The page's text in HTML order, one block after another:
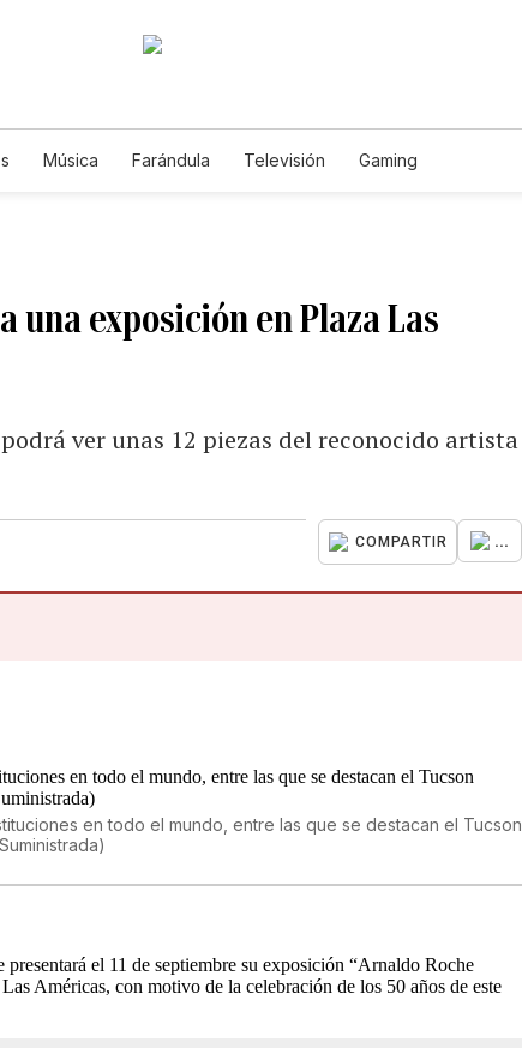
Música Farándula Televisión Gaming
una exposición en Plaza Las
ver unas 12 piezas del reconocido artista
COMPARTIR ...
en todo el mundo, entre las que se destacan el Tucson
presentará el 11 de septiembre su exposición “Arnaldo Roche
Américas, con motivo de la celebración de los 50 años de este